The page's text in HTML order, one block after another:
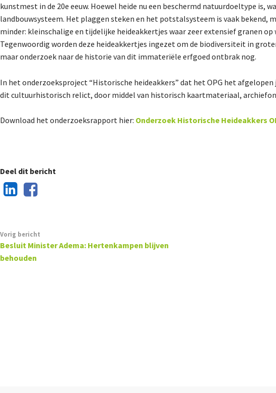
kunstmest in de 20e eeuw. Hoewel heide nu een beschermd natuurdoeltype is,
landbouwsysteem. Het plaggen steken en het potstalsysteem is vaak bekend,
minder: kleinschalige en tijdelijke heideakkertjes waar zeer extensief granen op
Tegenwoordig worden deze heideakkertjes ingezet om de biodiversiteit in
maar onderzoek naar de historie van dit immateriële erfgoed ontbrak nog.
In het onderzoeksproject “Historische heideakkers” dat het OPG het
dit cultuurhistorisch relict, door middel van historisch kaartmateriaal,
Download het onderzoeksrapport hier: Onderzoek Historische Heideakkers
Deel dit bericht
Vorig bericht
Besluit Minister Adema: Hertenkampen blijven
behouden